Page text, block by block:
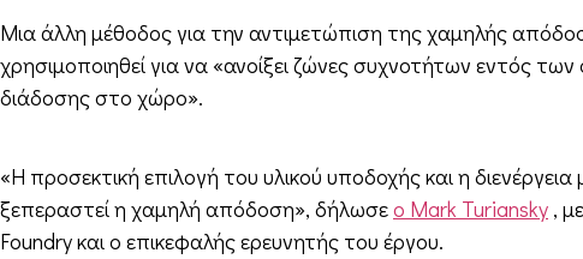
Μια άλλη μέθοδος για την αντιμετώπιση της χαμηλής
χρησιμοποιηθεί για να «ανοίξει ζώνες συχνοτήτων εντός
διάδοσης στο χώρο».
«Η προσεκτική επιλογή του υλικού υποδοχής και η
ξεπεραστεί η χαμηλή απόδοση», δήλωσεο Mark Turiansky ,
Foundry και ο επικεφαλής ερευνητής του έργου.